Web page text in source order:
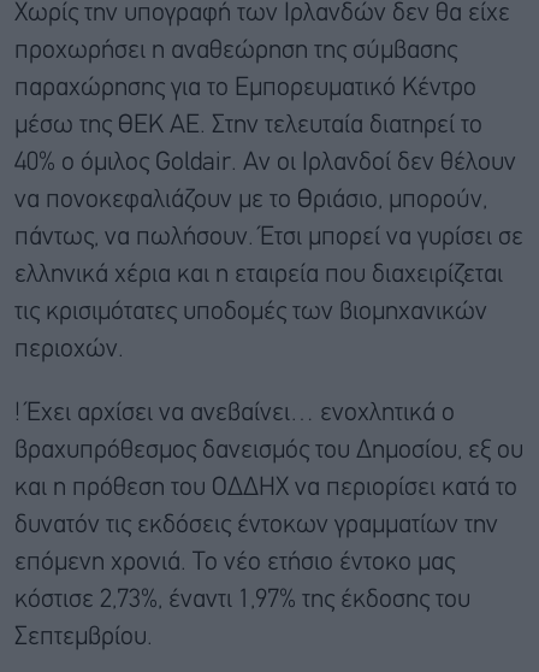
Χωρίς την υπογραφή των Ιρλανδών δεν θα είχε
προχωρήσει η αναθεώρηση της σύμβασης
παραχώρησης για το Εμπορευματικό Κέντρο
μέσω της ΘΕΚ ΑΕ. Στην τελευταία διατηρεί το
40% ο όμιλος Goldair. Αν οι Ιρλανδοί δεν θέλουν
να πονοκεφαλιάζουν με το Θριάσιο, μπορούν,
πάντως, να πωλήσουν. Έτσι μπορεί να γυρίσει σε
ελληνικά χέρια και η εταιρεία που διαχειρίζεται
τις κρισιμότατες υποδομές των βιομηχανικών
περιοχών.
! Έχει αρχίσει να ανεβαίνει… ενοχλητικά ο
βραχυπρόθεσμος δανεισμός του Δημοσίου, εξ ου
και η πρόθεση του ΟΔΔΗΧ να περιορίσει κατά το
δυνατόν τις εκδόσεις έντοκων γραμματίων την
επόμενη χρονιά. Το νέο ετήσιο έντοκο μας
κόστισε 2,73%, έναντι 1,97% της έκδοσης του
Σεπτεμβρίου.